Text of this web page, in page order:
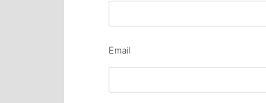
Email